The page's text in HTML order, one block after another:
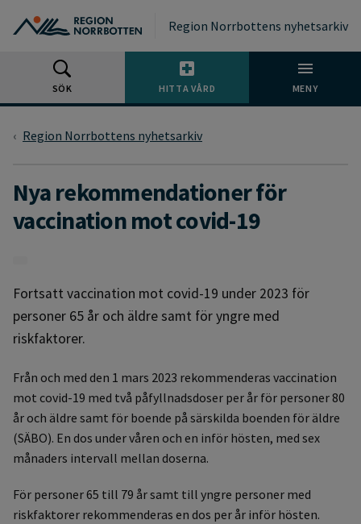
Region Norrbottens nyhetsarkiv
SÖK HITTA VÅRD MENY
Region Norrbottens nyhetsarkiv
Nya rekommendationer för
vaccination mot covid-19
Fortsatt vaccination mot covid-19 under 2023 för
personer 65 år och äldre samt för yngre med
riskfaktorer.
Från och med den 1 mars 2023 rekommenderas vaccination
mot covid-19 med två påfyllnadsdoser per år för personer 80
år och äldre samt för boende på särskilda boenden för äldre
(SÄBO). En dos under våren och en inför hösten, med sex
månaders intervall mellan doserna.
För personer 65 till 79 år samt till yngre personer med
riskfaktorer rekommenderas en dos per år inför hösten.